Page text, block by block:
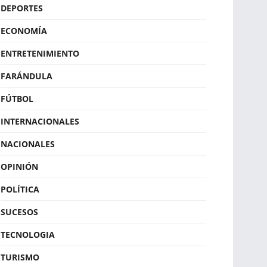
DEPORTES
ECONOMÍA
ENTRETENIMIENTO
FARÁNDULA
FÚTBOL
INTERNACIONALES
NACIONALES
OPINIÓN
POLÍTICA
SUCESOS
TECNOLOGIA
TURISMO